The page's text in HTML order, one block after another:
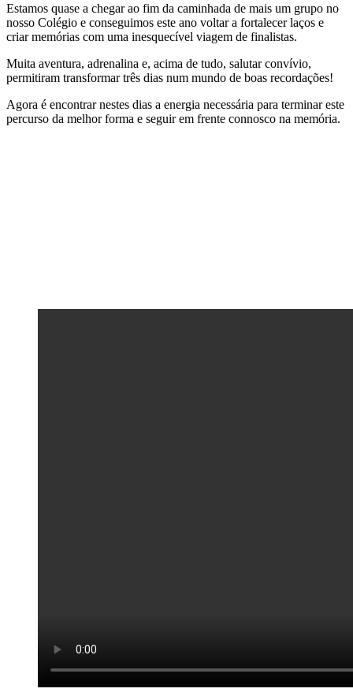
Estamos quase a chegar ao fim da caminhada de mais um grupo no
nosso Colégio e conseguimos este ano voltar a fortalecer laços e
criar memórias com uma inesquecível viagem de finalistas.
Muita aventura, adrenalina e, acima de tudo, salutar convívio,
permitiram transformar três dias num mundo de boas recordações!
Agora é encontrar nestes dias a energia necessária para terminar este
percurso da melhor forma e seguir em frente connosco na memória.